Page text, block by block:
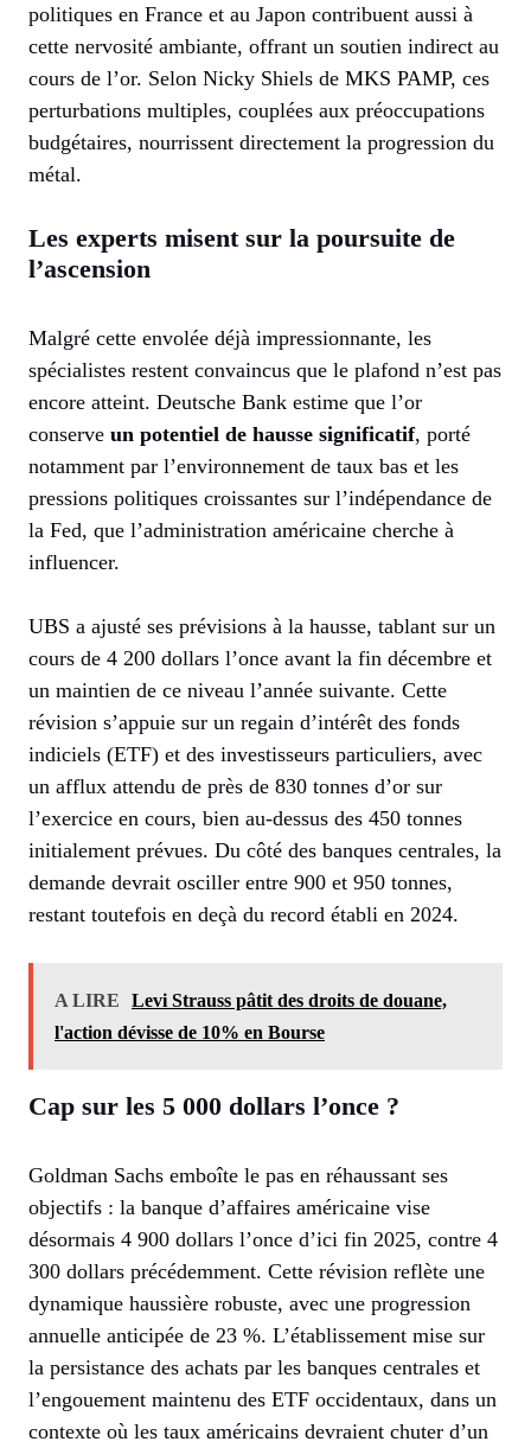
politiques en France et au Japon contribuent aussi à
cette nervosité ambiante, offrant un soutien indirect au
cours de l’or. Selon Nicky Shiels de MKS PAMP, ces
perturbations multiples, couplées aux préoccupations
budgétaires, nourrissent directement la progression du
métal.
Les experts misent sur la poursuite de
l’ascension
Malgré cette envolée déjà impressionnante, les
spécialistes restent convaincus que le plafond n’est pas
encore atteint. Deutsche Bank estime que l’or
conserve un potentiel de hausse significatif, porté
notamment par l’environnement de taux bas et les
pressions politiques croissantes sur l’indépendance de
la Fed, que l’administration américaine cherche à
influencer.
UBS a ajusté ses prévisions à la hausse, tablant sur un
cours de 4 200 dollars l’once avant la fin décembre et
un maintien de ce niveau l’année suivante. Cette
révision s’appuie sur un regain d’intérêt des fonds
indiciels (ETF) et des investisseurs particuliers, avec
un afflux attendu de près de 830 tonnes d’or sur
l’exercice en cours, bien au-dessus des 450 tonnes
initialement prévues. Du côté des banques centrales, la
demande devrait osciller entre 900 et 950 tonnes,
restant toutefois en deçà du record établi en 2024.
A LIRE
Levi Strauss pâtit des droits de douane,
l'action dévisse de 10% en Bourse
Cap sur les 5 000 dollars l’once ?
Goldman Sachs emboîte le pas en réhaussant ses
objectifs : la banque d’affaires américaine vise
désormais 4 900 dollars l’once d’ici fin 2025, contre 4
300 dollars précédemment. Cette révision reflète une
dynamique haussière robuste, avec une progression
annuelle anticipée de 23 %. L’établissement mise sur
la persistance des achats par les banques centrales et
l’engouement maintenu des ETF occidentaux, dans un
contexte où les taux américains devraient chuter d’un